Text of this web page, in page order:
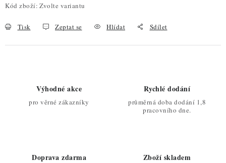
Kód zboží: Zvolte variantu
Tisk Zeptat se Hlídat Sdílet
Výhodné akce
pro věrné zákazníky
Rychlé dodání
průměrná doba dodání 1,8
pracovního dne.
Doprava zdarma Zboží skladem